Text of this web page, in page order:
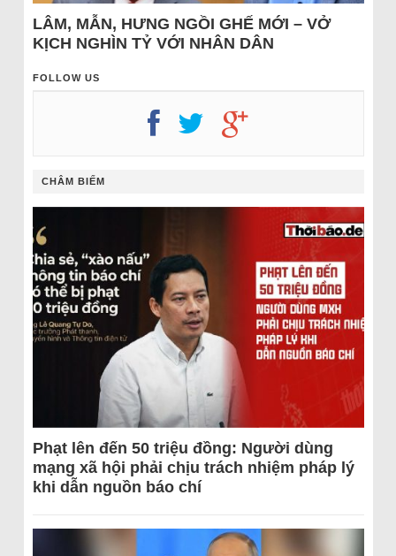
LÂM, MẪN, HƯNG NGỒI GHẾ MỚI – VỞ
KỊCH NGHÌN TỶ VỚI NHÂN DÂN
FOLLOW US
CHÂM BIẾM
Phạt lên đến 50 triệu đồng: Người dùng
mạng xã hội phải chịu trách nhiệm pháp lý
khi dẫn nguồn báo chí